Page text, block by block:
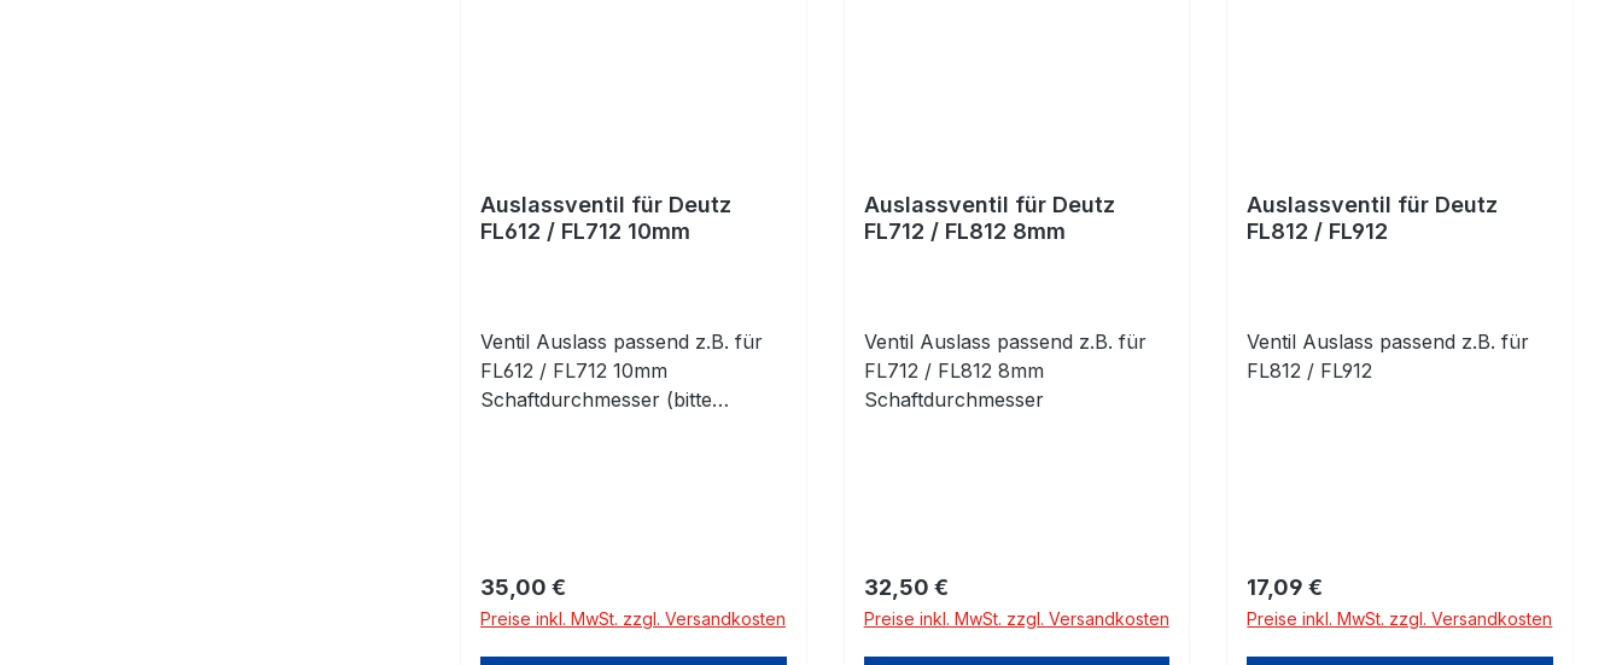
Auslassventil für Deutz
FL612 / FL712 10mm
Ventil Auslass passend z.B. für
FL612 / FL712 10mm
Schaftdurchmesser (bitte
Regulärer Preis:
35,00 €
Preise inkl. MwSt. zzgl. Versandkosten
Auslassventil für Deutz
FL712 / FL812 8mm
Ventil Auslass passend z.B. für
FL712 / FL812 8mm
Schaftdurchmesser
Regulärer Preis:
32,50 €
Preise inkl. MwSt. zzgl. Versandkosten
Auslassventil für Deutz
FL812 / FL912
Ventil Auslass passend z.B. für
FL812 / FL912
Regulärer Preis:
17,09 €
Preise inkl. MwSt. zzgl. Versandkosten